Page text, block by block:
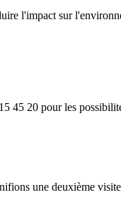
l'impact sur
45 20 pour les
une deuxième